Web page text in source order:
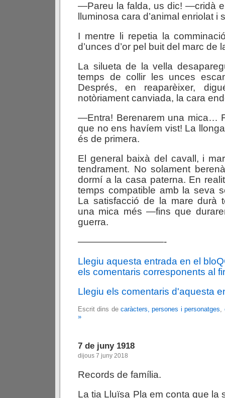
—Pareu la falda, us dic! —cridà
lluminosa cara d’animal enriolat i
I mentre li repetia la
d’unces d’or pel buit del marc de
La silueta de la vella
temps de collir les unces
Després, en reaparèixer,
notòriament canviada, la cara
—Entra! Berenarem una mica…
que no ens havíem vist! La
és de primera.
El general baixà del cavall, i
tendrament. No solament
dormí a la casa paterna. En
temps compatible amb la seva
La satisfacció de la mare durà
una mica més —fins que
guerra.
—————————-
Llegiu aquesta entrada en el
els comentaris corresponents al
Llegiu els comentaris d'aquesta
Escrit dins decaràcters, persones i personatges,
»
7 de juny 1918
dijous 7 juny 2018
Records de família.
La tia Lluïsa Pla em conta que